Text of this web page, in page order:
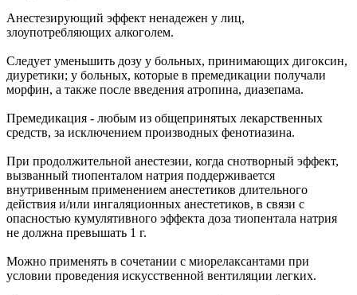
Анестезирующий эффект ненадежен у лиц,
злоупотребляющих алкоголем.
Следует уменьшить дозу у больных, принимающих дигоксин,
диуретики; у больных, которые в премедикации получали
морфин, а также после введения атропина, диазепама.
Премедикация - любым из общепринятых лекарственных
средств, за исключением производных фенотиазина.
При продолжительной анестезии, когда снотворный эффект,
вызванный тиопенталом натрия поддерживается
внутривенным применением анестетиков длительного
действия и/или ингаляционных анестетиков, в связи с
опасностью кумулятивного эффекта доза тиопентала натрия
не должна превышать 1 г.
Можно применять в сочетании с миорелаксантами при
условии проведения искусственной вентиляции легких.